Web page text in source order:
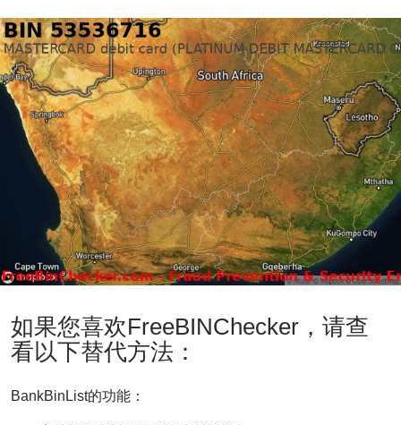
如果您喜欢FreeBINChecker，请查
看以下替代方法：
BankBinList的功能：